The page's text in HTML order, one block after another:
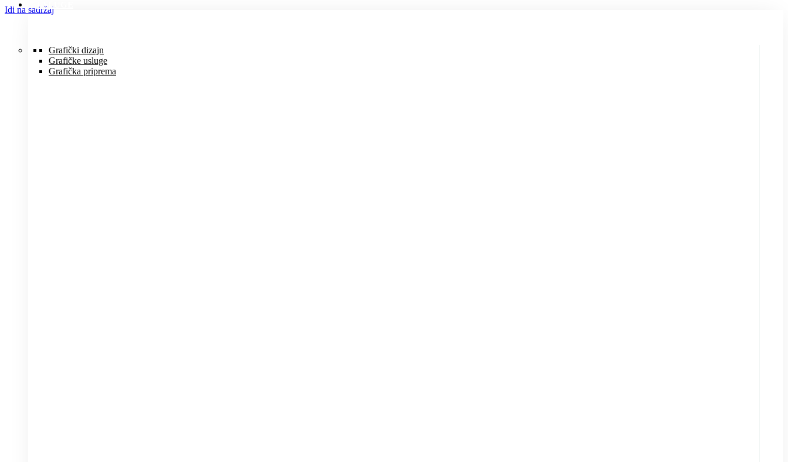
Idi na sadržajUSLUGE
Grafički dizajn
Grafičke usluge
Grafička priprema